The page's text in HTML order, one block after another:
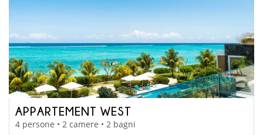
APPARTEMENT WEST
4 persone • 2 camere • 2 bagni